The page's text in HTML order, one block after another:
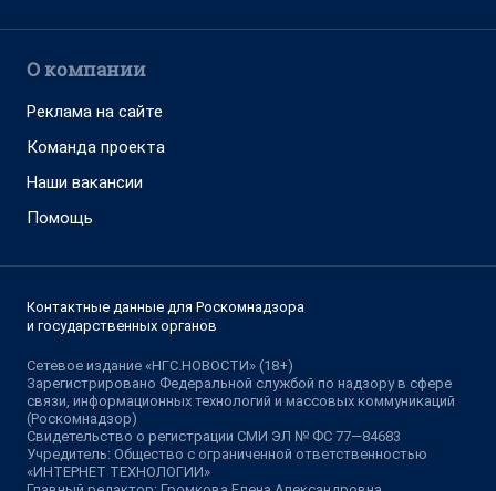
О компании
Реклама на сайте
Команда проекта
Наши вакансии
Помощь
Контактные данные для Роскомнадзора
и государственных органов
Сетевое издание «НГС.НОВОСТИ» (18+)
Зарегистрировано Федеральной службой по надзору в сфере
связи, информационных технологий и массовых коммуникаций
(Роскомнадзор)
Свидетельство о регистрации СМИ ЭЛ № ФС 77—84683
Учредитель: Общество с ограниченной ответственностью
«ИНТЕРНЕТ ТЕХНОЛОГИИ»